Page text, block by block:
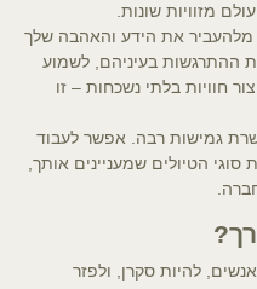
מזוויות שונות.
מלהעביר את הידע והאהבה שלך
ההתרגשות בעיניהם, לשמוע
חוויות בלתי נשכחות – זו
גמישות רבה. אפשר לעבוד
הטיולים שמעניינים אותך,
להיות סקרן, ולפזר